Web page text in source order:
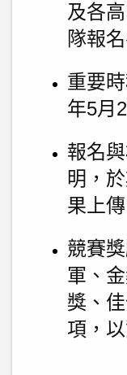
及各
隊報
重要
年5月
報名
明，
果上傳
競賽
軍、
獎、
項，